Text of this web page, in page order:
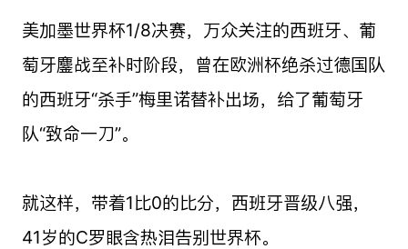
美加墨世界杯1/8决赛，万众关注的西班牙、葡
萄牙鏖战至补时阶段，曾在欧洲杯绝杀过德国队
的西班牙“杀手”梅里诺替补出场，给了葡萄牙
队“致命一刀”。
就这样，带着1比0的比分，西班牙晋级八强，
41岁的C罗眼含热泪告别世界杯。